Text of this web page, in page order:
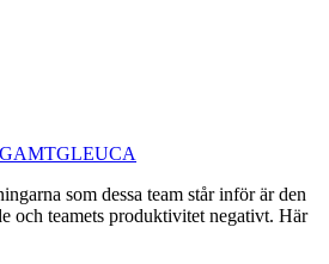
GAMTGLEUCA
som dessa team står inför är den
och teamets produktivitet negativt. Här